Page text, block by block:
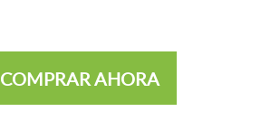
COMPRAR AHORA